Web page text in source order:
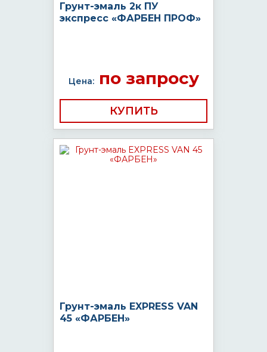
Грунт-эмаль 2к ПУ
экспресс «ФАРБЕН ПРОФ»
Цена:по запросу
КУПИТЬ
Грунт-эмаль EXPRESS VAN
45 «ФАРБЕН»